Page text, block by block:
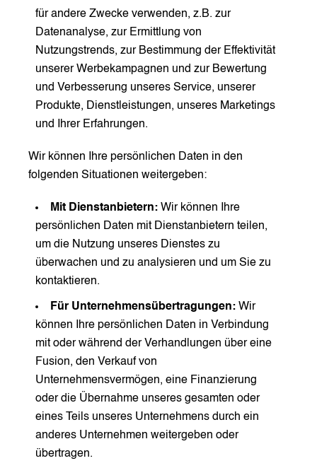
für andere Zwecke verwenden, z.B. zur
Datenanalyse, zur Ermittlung von
Nutzungstrends, zur Bestimmung der Effektivität
unserer Werbekampagnen und zur Bewertung
und Verbesserung unseres Service, unserer
Produkte, Dienstleistungen, unseres Marketings
und Ihrer Erfahrungen.
Wir können Ihre persönlichen Daten in den
folgenden Situationen weitergeben:
Mit Dienstanbietern: Wir können Ihre
persönlichen Daten mit Dienstanbietern teilen,
um die Nutzung unseres Dienstes zu
überwachen und zu analysieren und um Sie zu
kontaktieren.
Für Unternehmensübertragungen: Wir
können Ihre persönlichen Daten in Verbindung
mit oder während der Verhandlungen über eine
Fusion, den Verkauf von
Unternehmensvermögen, eine Finanzierung
oder die Übernahme unseres gesamten oder
eines Teils unseres Unternehmens durch ein
anderes Unternehmen weitergeben oder
übertragen.